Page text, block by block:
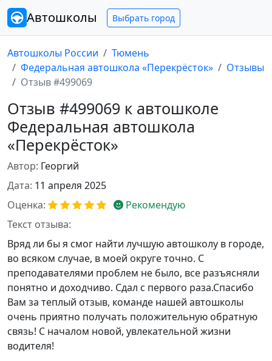
Автошколы Выбрать город
Автошколы России
Тюмень
Федеральная автошкола «Перекрёсток»
Отзывы
Отзыв #499069
Отзыв #499069 к автошколе
Федеральная автошкола
«Перекрёсток»
Автор: Георгий
Дата: 11 апреля 2025
Оценка:
Рекомендую
Текст отзыва:
Вряд ли бы я смог найти лучшую автошколу в городе,
во всяком случае, в моей округе точно. С
преподавателями проблем не было, все разъясняли
понятно и доходчиво. Сдал с первого раза.Спасибо
Вам за теплый отзыв, команде нашей автошколы
очень приятно получать положительную обратную
связь! С началом новой, увлекательной жизни
водителя!